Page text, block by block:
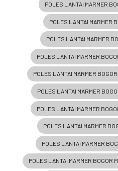
POLES LANTAI MARMER
POLES LANTAI MARMER
POLES LANTAI MARMER
POLES LANTAI MARMER
POLES LANTAI MARMER
POLES LANTAI MARMER
POLES LANTAI MARMER
POLES LANTAI MARMER
POLES LANTAI MARMER
POLES LANTAI MARMER BOGOR